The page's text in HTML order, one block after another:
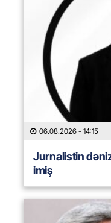
06.08.2026 - 14:15
Jurnalistin
imiş